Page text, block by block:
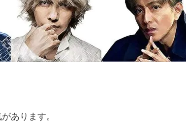
あります。